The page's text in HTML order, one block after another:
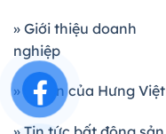
» Giới thiệu doanh
nghiệp
» Dự án của Hưng Việt